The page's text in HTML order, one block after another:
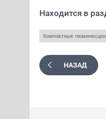
Находится в
Компактные
НАЗАД